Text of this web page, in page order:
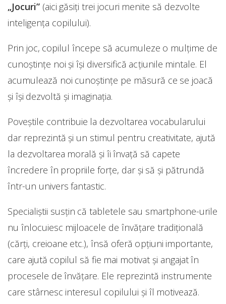
„Jocuri” (aici găsiţi trei jocuri menite să dezvolte
inteligenţa copilului).
Prin joc, copilul începe să acumuleze o mulţime de
cunoştinţe noi şi îşi diversifică acţiunile mintale. El
acumulează noi cunoştinţe pe măsură ce se joacă
şi îşi dezvoltă şi imaginaţia.
Poveştile contribuie la dezvoltarea vocabularului
dar reprezintă şi un stimul pentru creativitate, ajută
la dezvoltarea morală şi îi învaţă să capete
încredere în propriile forţe, dar şi să şi pătrundă
într-un univers fantastic.
Specialiştii susţin că tabletele sau smartphone-urile
nu înlocuiesc mijloacele de învăţare tradiţională
(cărţi, creioane etc.), însă oferă opţiuni importante,
care ajută copilul să fie mai motivat şi angajat în
procesele de învăţare. Ele reprezintă instrumente
care stârnesc interesul copilului şi îl motivează.